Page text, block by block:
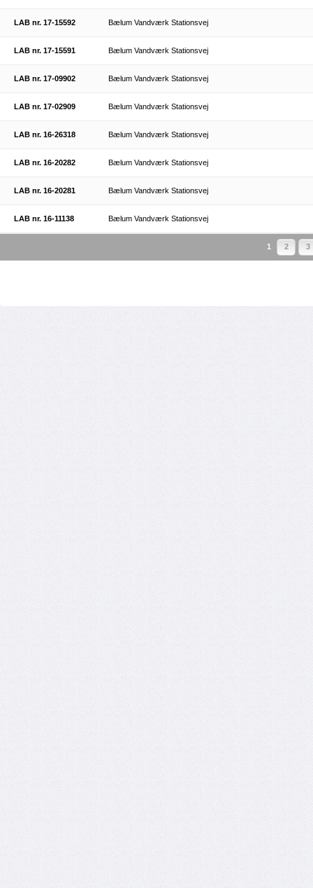
LAB nr. 17-15592 Bælum Vandværk Stationsvej
LAB nr. 17-15591 Bælum Vandværk Stationsvej
LAB nr. 17-09902 Bælum Vandværk Stationsvej
LAB nr. 17-02909 Bælum Vandværk Stationsvej
LAB nr. 16-26318 Bælum Vandværk Stationsvej
LAB nr. 16-20282 Bælum Vandværk Stationsvej
LAB nr. 16-20281 Bælum Vandværk Stationsvej
LAB nr. 16-11138 Bælum Vandværk Stationsvej
1 2 3